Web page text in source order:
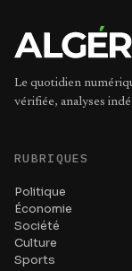
Le quotidien
vérifiée, analyses
RUBRIQUES
Politique
Économie
Société
Culture
Sports